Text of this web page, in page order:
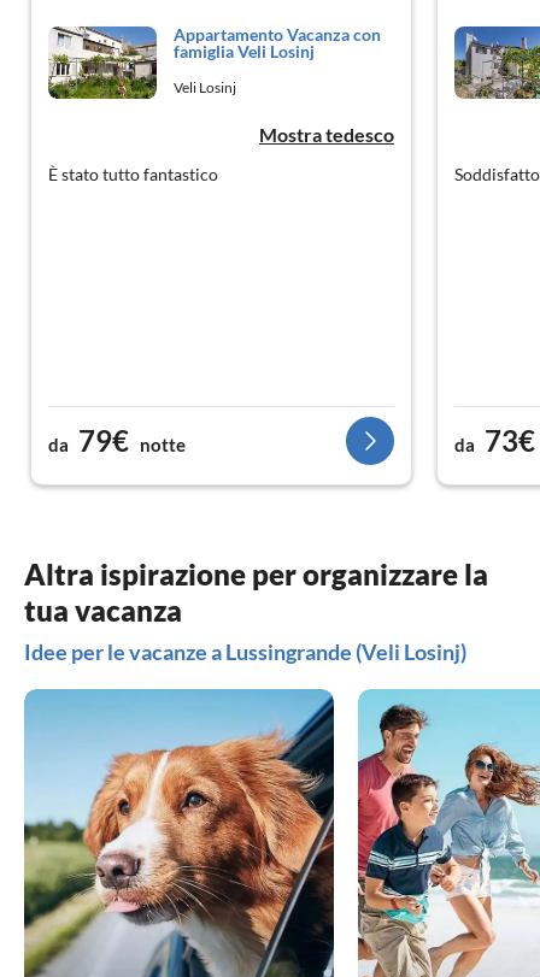
Appartamento Vacanza con
famiglia Veli Losinj
Veli Losinj
Mostra tedesco
È stato tutto fantastico
da 79€ notte da 73€
Altra ispirazione per organizzare la
tua vacanza
Idee per le vacanze a Lussingrande (Veli Losinj)